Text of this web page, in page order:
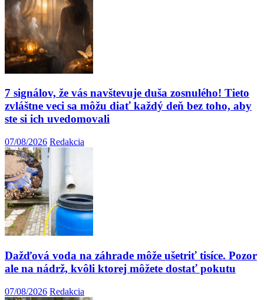
7 signálov, že vás navštevuje duša zosnulého! Tieto
zvláštne veci sa môžu diať každý deň bez toho, aby
ste si ich uvedomovali
07/08/2026 Redakcia
Dažďová voda na záhrade môže ušetriť tisíce. Pozor
ale na nádrž, kvôli ktorej môžete dostať pokutu
07/08/2026 Redakcia